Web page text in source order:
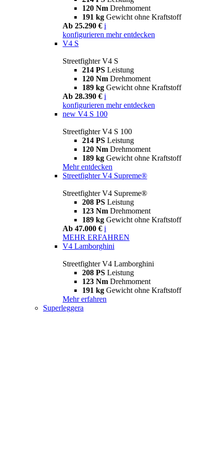
120 Nm Drehmoment
191 kg Gewicht ohne Kraftstoff
Ab 25.290 € i
konfigurieren mehr entdecken
V4 S
Streetfighter V4 S
214 PS Leistung
120 Nm Drehmoment
189 kg Gewicht ohne Kraftstoff
Ab 28.390 € i
konfigurieren mehr entdecken
new V4 S 100
Streetfighter V4 S 100
214 PS Leistung
120 Nm Drehmoment
189 kg Gewicht ohne Kraftstoff
Mehr entdecken
Streetfighter V4 Supreme®
Streetfighter V4 Supreme®
208 PS Leistung
123 Nm Drehmoment
189 kg Gewicht ohne Kraftstoff
Ab 47.000 € i
MEHR ERFAHREN
V4 Lamborghini
Streetfighter V4 Lamborghini
208 PS Leistung
123 Nm Drehmoment
191 kg Gewicht ohne Kraftstoff
Mehr erfahren
Superleggera